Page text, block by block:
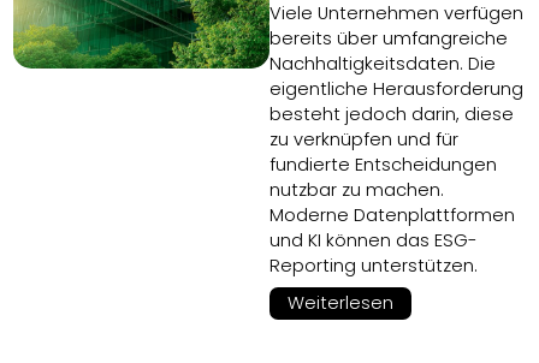
Viele Unternehmen verfügen
bereits über umfangreiche
Nachhaltigkeitsdaten. Die
eigentliche Herausforderung
besteht jedoch darin, diese
zu verknüpfen und für
fundierte Entscheidungen
nutzbar zu machen.
Moderne Datenplattformen
und KI können das ESG-
Reporting unterstützen.
Weiterlesen